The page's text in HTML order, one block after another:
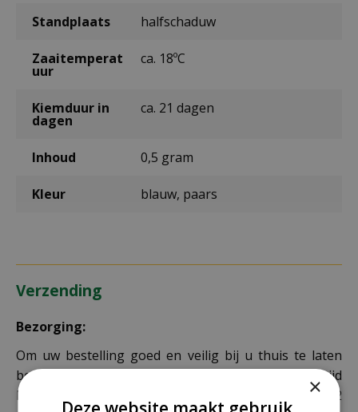
Standplaats halfschaduw
Zaaitemperat
uur
ca. 18ºC
Kiemduur in
dagen
ca. 21 dagen
Inhoud 0,5 gram
Kleur blauw, paars
Verzending
Bezorging:
Om uw bestelling goed en veilig bij u thuis te laten
bezorgen maken wij gebruik van PostNL. De levertijd
bedraagt doorgaans tussen de 1 en 2
×